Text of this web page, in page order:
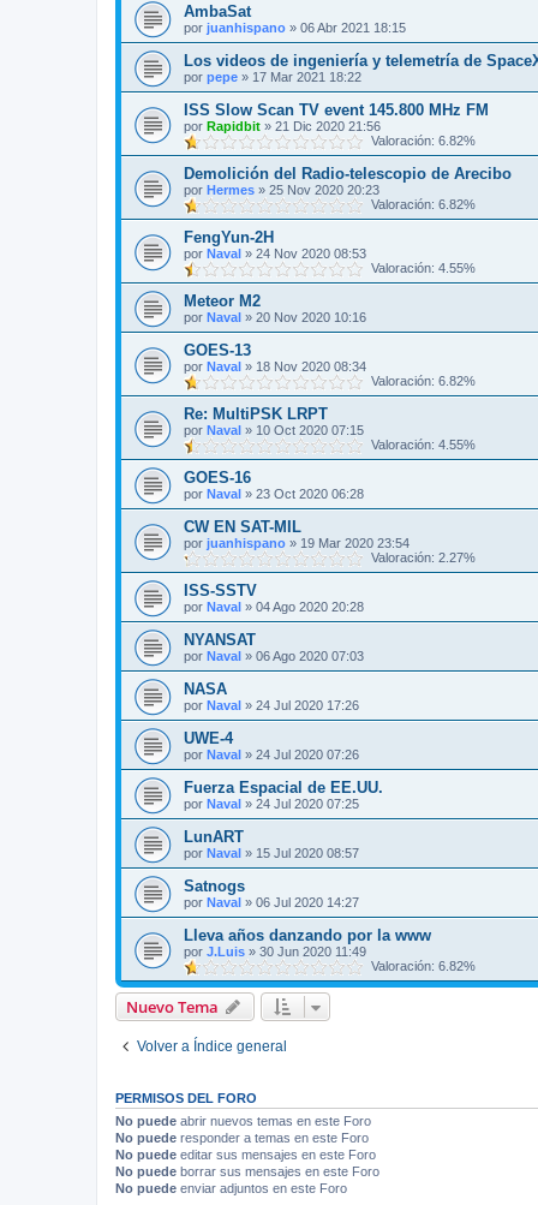
AmbaSat
por juanhispano » 06 Abr 2021 18:15
Los videos de ingeniería y telemetría de
por pepe » 17 Mar 2021 18:22
ISS Slow Scan TV event 145.800 MHz FM
por Rapidbit » 21 Dic 2020 21:56
Valoración: 6.82%
Demolición del Radio-telescopio de Arecibo
por Hermes » 25 Nov 2020 20:23
Valoración: 6.82%
FengYun-2H
por Naval » 24 Nov 2020 08:53
Valoración: 4.55%
Meteor M2
por Naval » 20 Nov 2020 10:16
GOES-13
por Naval » 18 Nov 2020 08:34
Valoración: 6.82%
Re: MultiPSK LRPT
por Naval » 10 Oct 2020 07:15
Valoración: 4.55%
GOES-16
por Naval » 23 Oct 2020 06:28
CW EN SAT-MIL
por juanhispano » 19 Mar 2020 23:54
Valoración: 2.27%
ISS-SSTV
por Naval » 04 Ago 2020 20:28
NYANSAT
por Naval » 06 Ago 2020 07:03
NASA
por Naval » 24 Jul 2020 17:26
UWE-4
por Naval » 24 Jul 2020 07:26
Fuerza Espacial de EE.UU.
por Naval » 24 Jul 2020 07:25
LunART
por Naval » 15 Jul 2020 08:57
Satnogs
por Naval » 06 Jul 2020 14:27
Lleva años danzando por la www
por J.Luis » 30 Jun 2020 11:49
Valoración: 6.82%
Nuevo Tema
Volver a Índice general
PERMISOS DEL FORO
No puede abrir nuevos temas en este Foro
No puede responder a temas en este Foro
No puede editar sus mensajes en este Foro
No puede borrar sus mensajes en este Foro
No puede enviar adjuntos en este Foro